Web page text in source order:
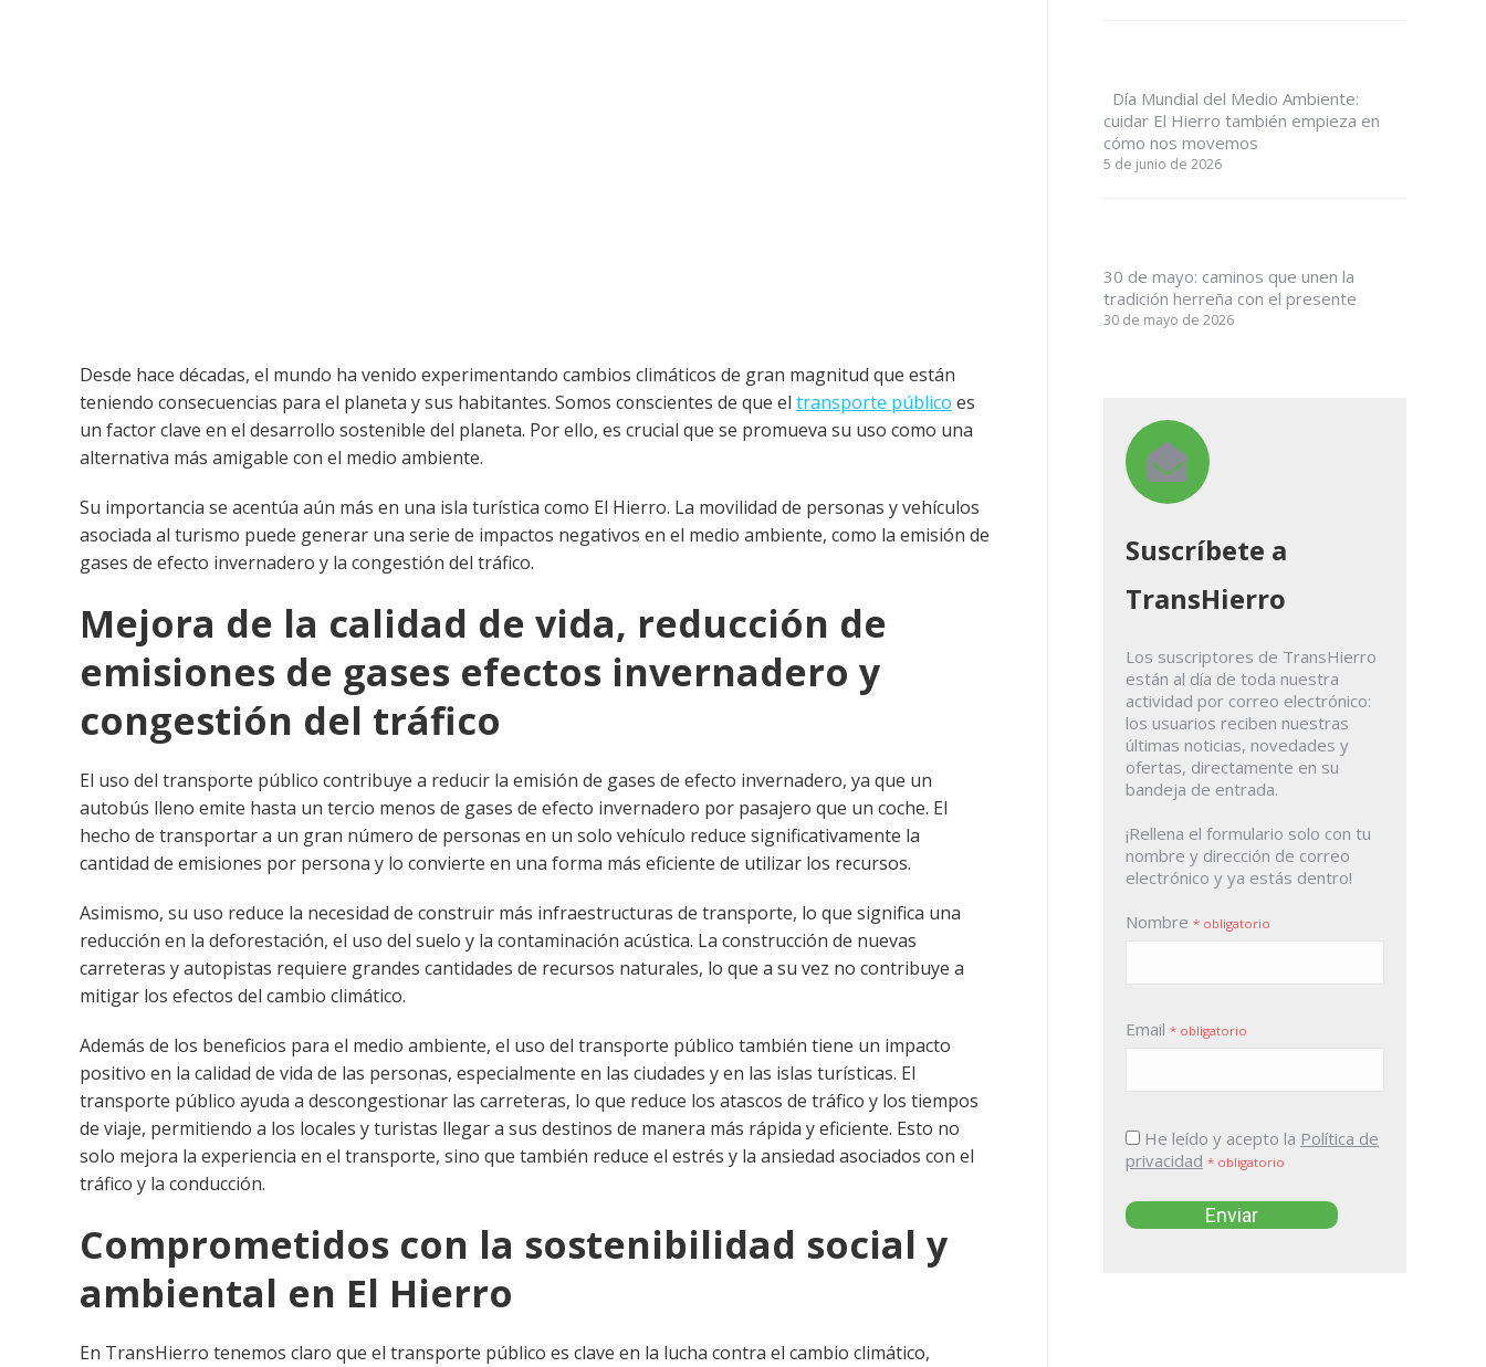
Desde hace décadas, el mundo ha venido experimentando cambios climáticos de gran magnitud que están
teniendo consecuencias para el planeta y sus habitantes. Somos conscientes de que el transporte público es
un factor clave en el desarrollo sostenible del planeta. Por ello, es crucial que se promueva su uso como una
alternativa más amigable con el medio ambiente.
Su importancia se acentúa aún más en una isla turística como El Hierro. La movilidad de personas y vehículos
asociada al turismo puede generar una serie de impactos negativos en el medio ambiente, como la emisión de
gases de efecto invernadero y la congestión del tráfico.
Mejora de la calidad de vida, reducción de
emisiones de gases efectos invernadero y
congestión del tráfico
El uso del transporte público contribuye a reducir la emisión de gases de efecto invernadero, ya que un
autobús lleno emite hasta un tercio menos de gases de efecto invernadero por pasajero que un coche. El
hecho de transportar a un gran número de personas en un solo vehículo reduce significativamente la
cantidad de emisiones por persona y lo convierte en una forma más eficiente de utilizar los recursos.
Asimismo, su uso reduce la necesidad de construir más infraestructuras de transporte, lo que significa una
reducción en la deforestación, el uso del suelo y la contaminación acústica. La construcción de nuevas
carreteras y autopistas requiere grandes cantidades de recursos naturales, lo que a su vez no contribuye a
mitigar los efectos del cambio climático.
Además de los beneficios para el medio ambiente, el uso del transporte público también tiene un impacto
positivo en la calidad de vida de las personas, especialmente en las ciudades y en las islas turísticas. El
transporte público ayuda a descongestionar las carreteras, lo que reduce los atascos de tráfico y los tiempos
de viaje, permitiendo a los locales y turistas llegar a sus destinos de manera más rápida y eficiente. Esto no
solo mejora la experiencia en el transporte, sino que también reduce el estrés y la ansiedad asociados con el
tráfico y la conducción.
Comprometidos con la sostenibilidad social y
ambiental en El Hierro
En TransHierro tenemos claro que el transporte público es clave en la lucha contra el cambio climático,
Día Mundial del Medio Ambiente:
cuidar El Hierro también empieza en
cómo nos movemos
5 de junio de 2026
30 de mayo: caminos que unen la
tradición herreña con el presente
30 de mayo de 2026
Suscríbete a
TransHierro
Los suscriptores de TransHierro
están al día de toda nuestra
actividad por correo electrónico:
los usuarios reciben nuestras
últimas noticias, novedades y
ofertas, directamente en su
bandeja de entrada.
¡Rellena el formulario solo con tu
nombre y dirección de correo
electrónico y ya estás dentro!
Nombre * obligatorio
Email * obligatorio
He leído y acepto la Política de
privacidad * obligatorio